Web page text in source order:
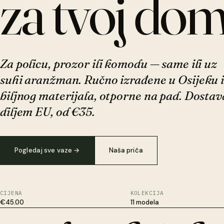
Za policu, prozor ili komodu — same ili uz
suhi aranžman. Ručno izrađene u Osijeku
biljnog materijala, otporne na pad.
diljem EU, od €35.
Pogledaj sve vaze → Naša priča
CIJENA
€45.00
KOLEKCIJA
11 modela